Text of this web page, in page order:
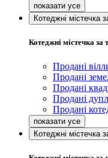
Котеджні містечка
Котеджні містечка за
Продані
Продані
Продані
Продані
Продані
Котеджні містечка